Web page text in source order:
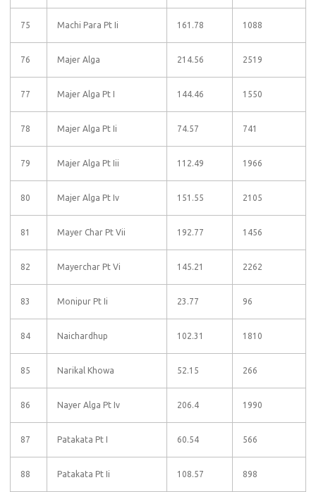
75 Machi Para Pt Ii 161.78 1088
76 Majer Alga 214.56 2519
77 Majer Alga Pt I 144.46 1550
78 Majer Alga Pt Ii 74.57 741
79 Majer Alga Pt Iii 112.49 1966
80 Majer Alga Pt Iv 151.55 2105
81 Mayer Char Pt Vii 192.77 1456
82 Mayerchar Pt Vi 145.21 2262
83 Monipur Pt Ii 23.77 96
84 Naichardhup 102.31 1810
85 Narikal Khowa 52.15 266
86 Nayer Alga Pt Iv 206.4 1990
87 Patakata Pt I 60.54 566
88 Patakata Pt Ii 108.57 898